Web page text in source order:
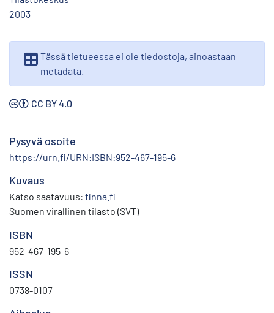
2003
Tässä tietueessa ei ole tiedostoja, ainoastaan
metadata.
CC BY 4.0
Pysyvä osoite
https://urn.fi/URN:ISBN:952-467-195-6
Kuvaus
Katso saatavuus: finna.fi
Suomen virallinen tilasto (SVT)
ISBN
952-467-195-6
ISSN
0738-0107